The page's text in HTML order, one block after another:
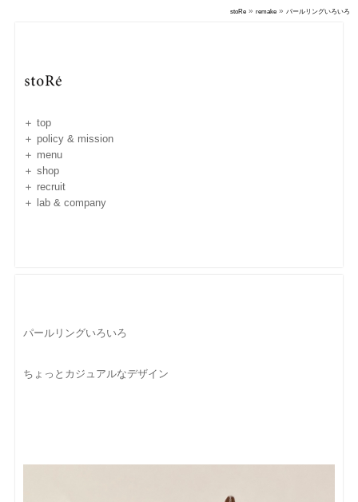
stoRe » remake » パールリングいろいろ
＋ top
＋ policy & mission
＋ menu
＋ shop
＋ recruit
＋ lab & company
パールリングいろいろ
ちょっとカジュアルなデザイン